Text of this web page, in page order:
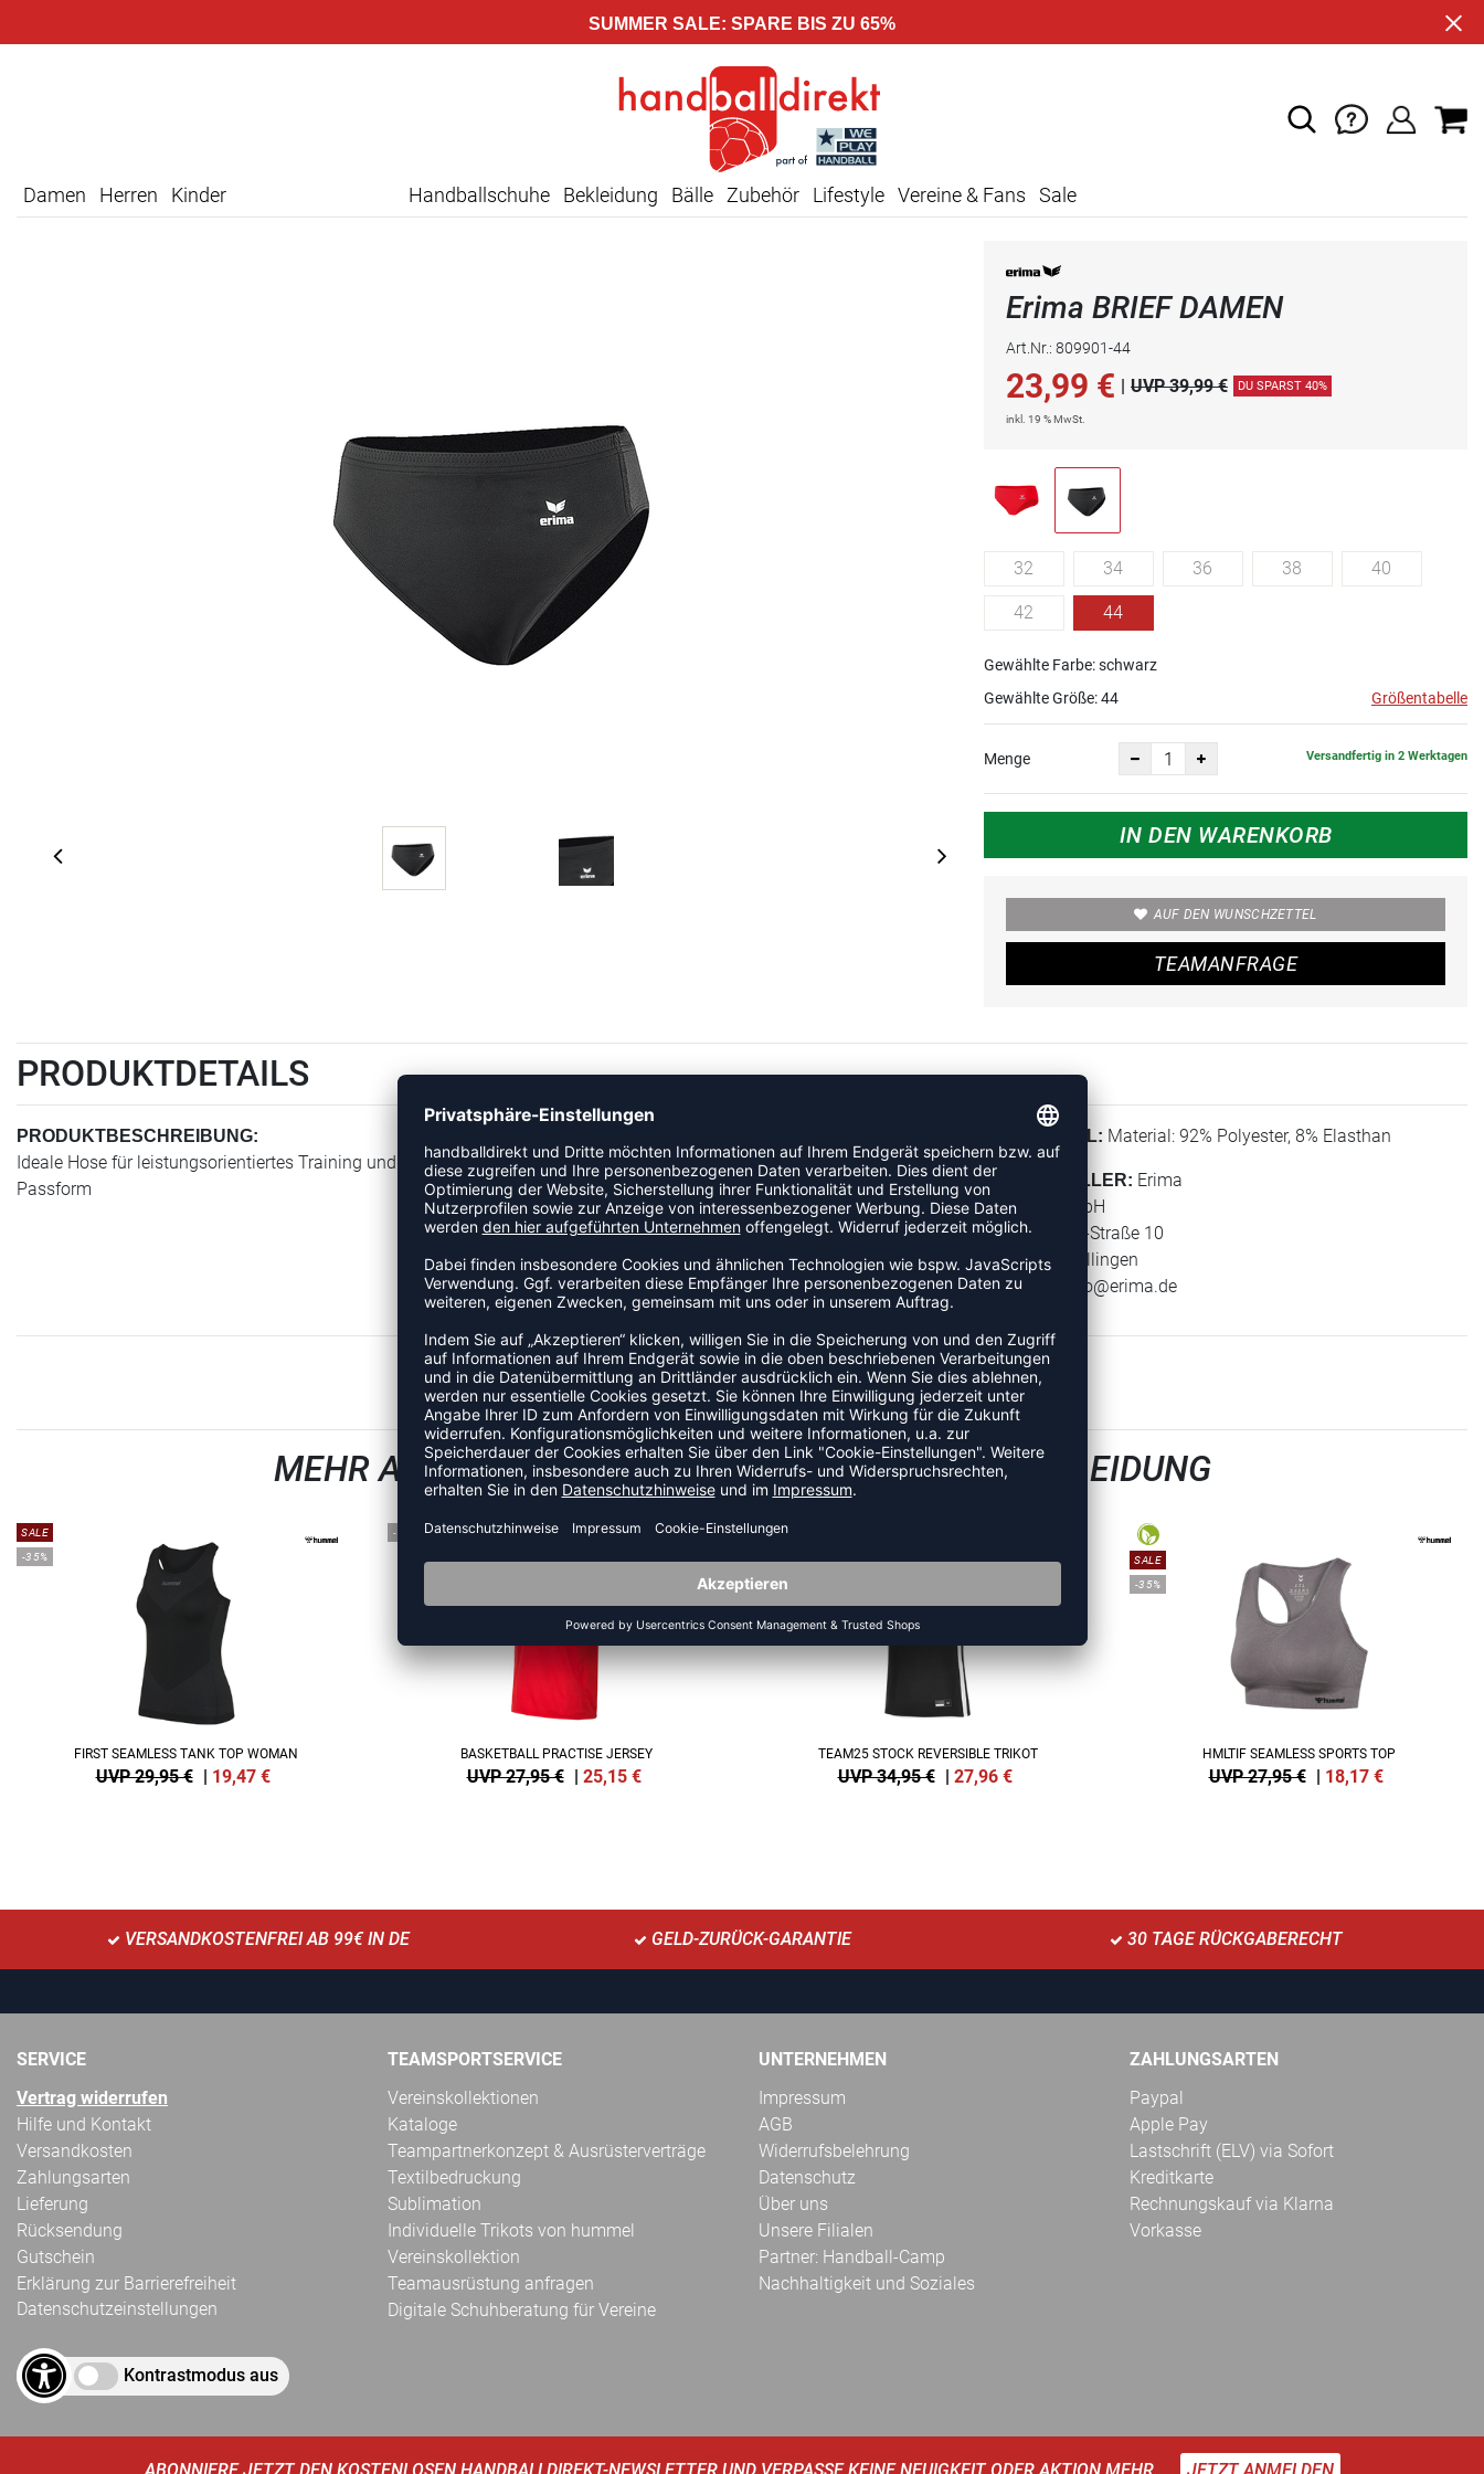
SUMMER SALE: SPARE BIS ZU 65%
Damen Herren Kinder Handballschuhe Bekleidung Bälle Zubehör Lifestyle Vereine & Fans Sale
Erima BRIEF DAMEN
Art.Nr.: 809901-44
23,99 € | UVP 39,99 € DU SPARST 40%
inkl. 19 % MwSt.
32 34 36 38 40
42 44
Gewählte Farbe: schwarz
Gewählte Größe:44 Größentabelle
Menge Versandfertig in 2 Werktagen
IN DEN WARENKORB
AUF DEN WUNSCHZETTEL
TEAMANFRAGE
PRODUKTDETAILS
PRODUKTBESCHREIBUNG:
Ideale Hose für leistungsorientiertes Training und den Wettkampf. schnell trocknendes Funktionsmaterial sehr gute
Passform
MATERIAL: Material: 92% Polyester, 8% Elasthan
HERSTELLER: Erima
Erima GmbH
Carl-Zeiss-Straße 10
72793 Pfullingen
E-Mail:
info@erima.de
ZULETZT ANGESEHEN
MEHR AUS DER KATEGORIE BEACHHANDBALLBEKLEIDUNG
SALE
-35%
FIRST SEAMLESS TANK TOP WOMAN
UVP 29,95 € | 19,47 €
-10%
BASKETBALL PRACTISE JERSEY
UVP 27,95 € | 25,15 €
NEW
TEAM25 STOCK REVERSIBLE TRIKOT
UVP 34,95 € | 27,96 €
SALE
-35%
HMLTIF SEAMLESS SPORTS TOP
UVP 27,95 € | 18,17 €
VERSANDKOSTENFREI AB 99€ IN DE GELD-ZURÜCK-GARANTIE 30 TAGE RÜCKGABERECHT
SERVICE
Vertrag widerrufen
Hilfe und Kontakt
Versandkosten
Zahlungsarten
Lieferung
Rücksendung
Gutschein
Erklärung zur Barrierefreiheit
Datenschutzeinstellungen
Kontrastmodus aus
TEAMSPORTSERVICE
Vereinskollektionen
Kataloge
Teampartnerkonzept & Ausrüsterverträge
Textilbedruckung
Sublimation
Individuelle Trikots von hummel
Vereinskollektion
Teamausrüstung anfragen
Digitale Schuhberatung für Vereine
UNTERNEHMEN
Impressum
AGB
Widerrufsbelehrung
Datenschutz
Über uns
Unsere Filialen
Partner: Handball-Camp
Nachhaltigkeit und Soziales
ZAHLUNGSARTEN
Paypal
Apple Pay
Lastschrift (ELV) via Sofort
Kreditkarte
Rechnungskauf via Klarna
Vorkasse